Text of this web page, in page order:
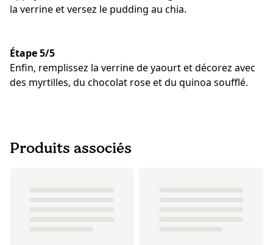
la verrine et versez le pudding au chia.
Étape 5/5
Enfin, remplissez la verrine de yaourt et décorez avec
des myrtilles, du chocolat rose et du quinoa soufflé.
Produits associés